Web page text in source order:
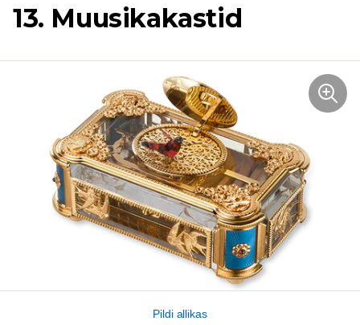
13. Muusikakastid
Pildi allikas